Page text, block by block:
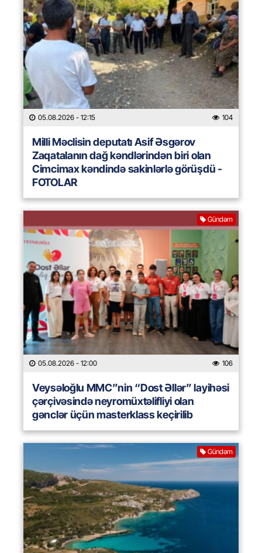
05.08.2026 - 12:15 104
Milli Məclisin deputatı Asif Əsgərov
Zaqatalanın dağ kəndlərindən biri olan
Cimcimax kəndində sakinlərlə görüşdü -
FOTOLAR
Gündəm
05.08.2026 - 12:00 106
Veysəloğlu MMC”nin “Dost Əllər” layihəsi
çərçivəsində neyromüxtəlifliyi olan
gənclər üçün masterklass keçirilib
Gündəm